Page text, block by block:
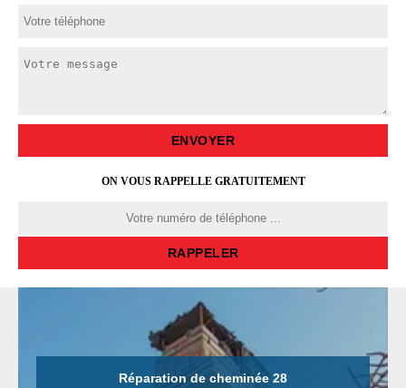
ON VOUS RAPPELLE GRATUITEMENT
Réparation de cheminée 28